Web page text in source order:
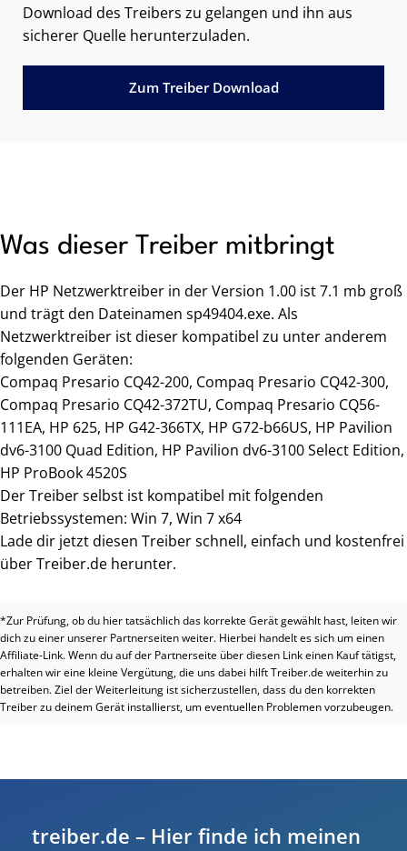
Download des Treibers zu gelangen und ihn aus
sicherer Quelle herunterzuladen.
Zum Treiber Download
Was dieser Treiber mitbringt
Der HP Netzwerktreiber in der Version 1.00 ist 7.1 mb groß
und trägt den Dateinamen sp49404.exe. Als
Netzwerktreiber ist dieser kompatibel zu unter anderem
folgenden Geräten:
Compaq Presario CQ42-200, Compaq Presario CQ42-300,
Compaq Presario CQ42-372TU, Compaq Presario CQ56-
111EA, HP 625, HP G42-366TX, HP G72-b66US, HP Pavilion
dv6-3100 Quad Edition, HP Pavilion dv6-3100 Select Edition,
HP ProBook 4520S
Der Treiber selbst ist kompatibel mit folgenden
Betriebssystemen: Win 7, Win 7 x64
Lade dir jetzt diesen Treiber schnell, einfach und kostenfrei
über Treiber.de herunter.
*Zur Prüfung, ob du hier tatsächlich das korrekte Gerät gewählt hast, leiten wir
dich zu einer unserer Partnerseiten weiter. Hierbei handelt es sich um einen
Affiliate-Link. Wenn du auf der Partnerseite über diesen Link einen Kauf tätigst,
erhalten wir eine kleine Vergütung, die uns dabei hilft Treiber.de weiterhin zu
betreiben. Ziel der Weiterleitung ist sicherzustellen, dass du den korrekten
Treiber zu deinem Gerät installierst, um eventuellen Problemen vorzubeugen.
treiber.de – Hier finde ich meinen